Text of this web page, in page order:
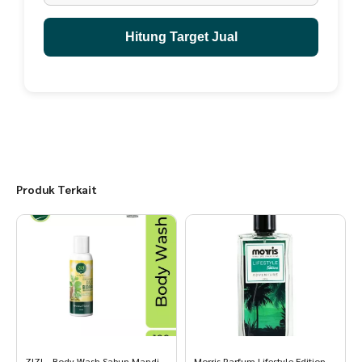
components and finished fragrances,styrene/acrylates
copolymer,glycerin,acrylates copolmer,cetyl
alcohol,propanediol,titanium dioxide,DMDM
hydantion,triisopropanolamine,naicinamide,tocopheryl
BPOM: NA18210101532
Halal MUI 01151248100720
BPOM: NA 18220105323
Halal MUI 01151248100720
Hitung Target Jual
Produk Terkait